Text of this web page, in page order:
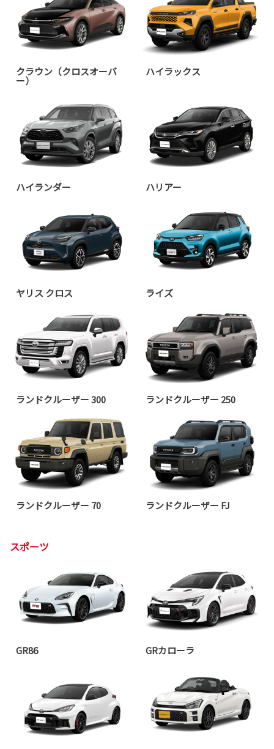
クラウン（クロスオーバ
ー）
ハイラックス
ハイランダー ハリアー
ヤリス クロス ライズ
ランドクルーザー 300 ランドクルーザー 250
ランドクルーザー 70 ランドクルーザー FJ
スポーツ
GR86 GRカローラ